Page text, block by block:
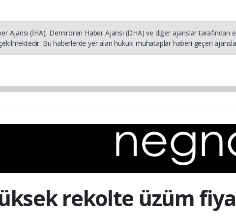
Ajansı (İHA), Demirören Haber Ajansı (DHA) ve diğer ajanslar
Bu haberlerde yer alan hukuki muhataplar haberi geçen
rekolte üzüm